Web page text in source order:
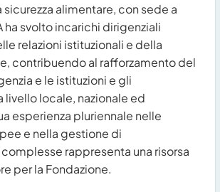
sicurezza alimentare, con sede a
ha svolto incarichi dirigenziali
relazioni istituzionali e della
contribuendo al rafforzamento del
e le istituzioni e gli
livello locale, nazionale ed
esperienza pluriennale nelle
e nella gestione di
rappresenta una risorsa
per la Fondazione.